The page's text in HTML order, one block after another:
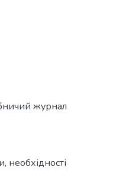
журнал
необхідності